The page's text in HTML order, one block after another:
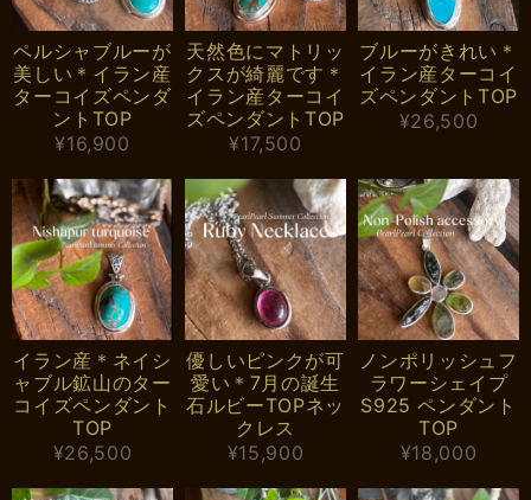
ペルシャブルーが
美しい＊イラン産
ターコイズペンダ
ントTOP
¥16,900
天然色にマトリッ
クスが綺麗です＊
イラン産ターコイ
ズペンダントTOP
¥17,500
ブルーがきれい＊
イラン産ターコイ
ズペンダントTOP
¥26,500
イラン産＊ネイシ
ャブル鉱山のター
コイズペンダント
TOP
¥26,500
優しいピンクが可
愛い＊7月の誕生
石ルビーTOPネッ
クレス
¥15,900
ノンポリッシュフ
ラワーシェイプ
S925 ペンダント
TOP
¥18,000